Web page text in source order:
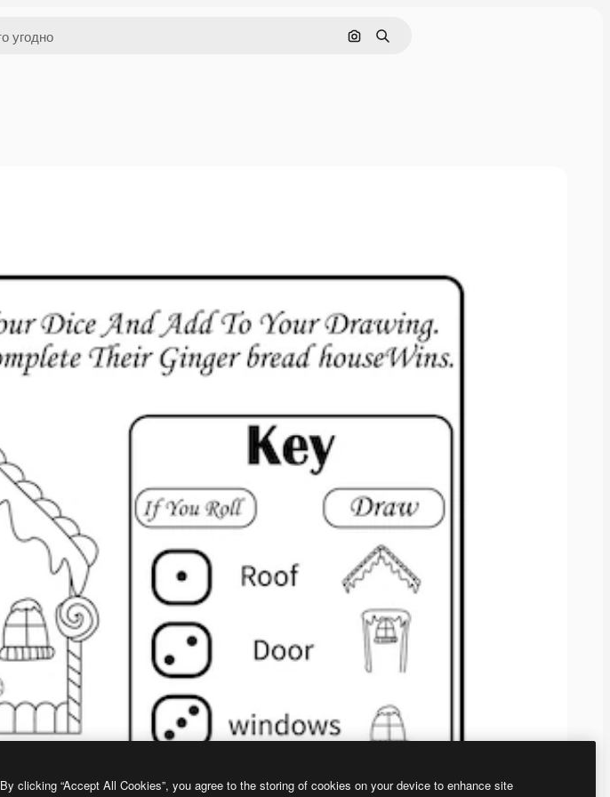
Поиск по изображению
Поиск
By clicking “Accept All Cookies”, you agree to the storing of cookies on your device to enhance site